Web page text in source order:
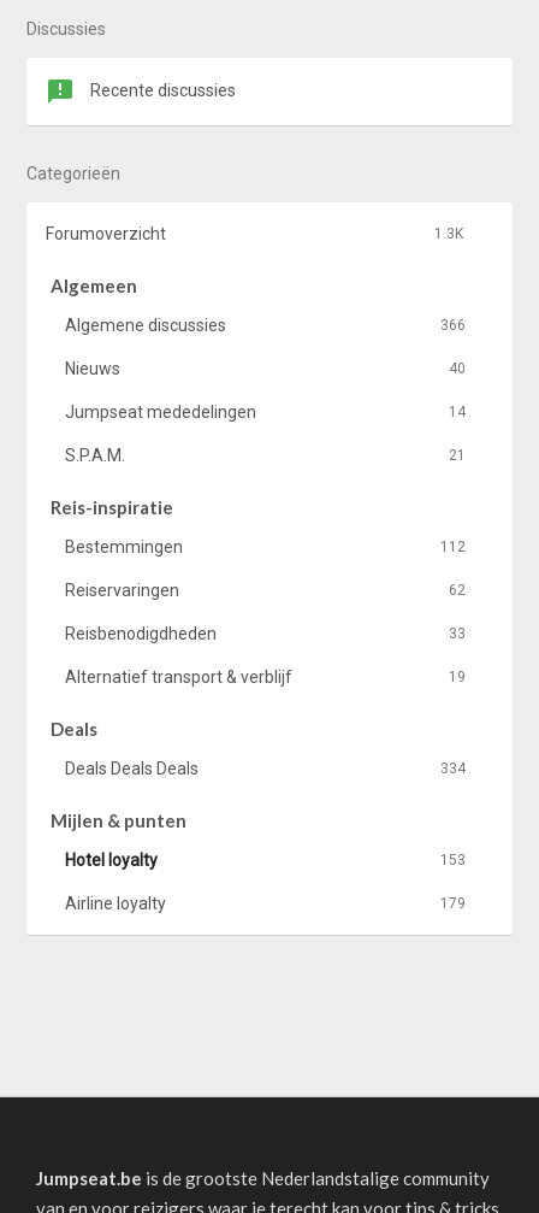
Discussies
Recente discussies
Categorieën
1.3K
Forumoverzicht
Algemeen
366
Algemene discussies
40
Nieuws
14
Jumpseat mededelingen
21
S.P.A.M.
Reis-inspiratie
112
Bestemmingen
62
Reiservaringen
33
Reisbenodigdheden
19
Alternatief transport & verblijf
Deals
334
Deals Deals Deals
Mijlen & punten
153
Hotel loyalty
179
Airline loyalty
Jumpseat.be is de grootste Nederlandstalige community
van en voor reizigers waar je terecht kan voor tips & tricks